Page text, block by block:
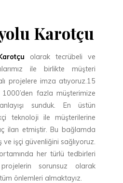
Karotçu
olarak tecrübeli ve
ile birlikte müşteri
projelere imza atıyoruz.15
fazla müşterimize
sunduk. En üstün
teknoloji ile müşterilerine
ilan etmiştir. Bu bağlamda
işçi güvenliğini sağlıyoruz.
her türlü tedbirleri
sorunsuz olarak
önlemleri almaktayız.